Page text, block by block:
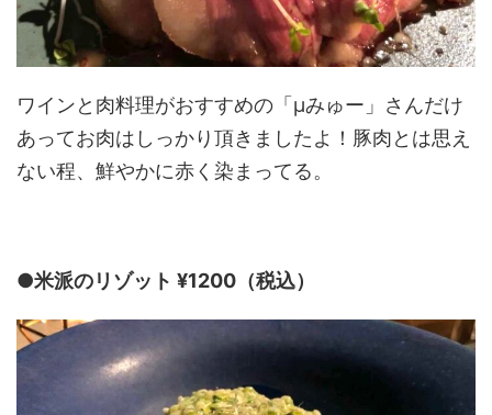
ワインと肉料理がおすすめの「μみゅー」さんだけ
あってお肉はしっかり頂きましたよ！豚肉とは思え
ない程、鮮やかに赤く染まってる。
●米派のリゾット ¥1200（税込）